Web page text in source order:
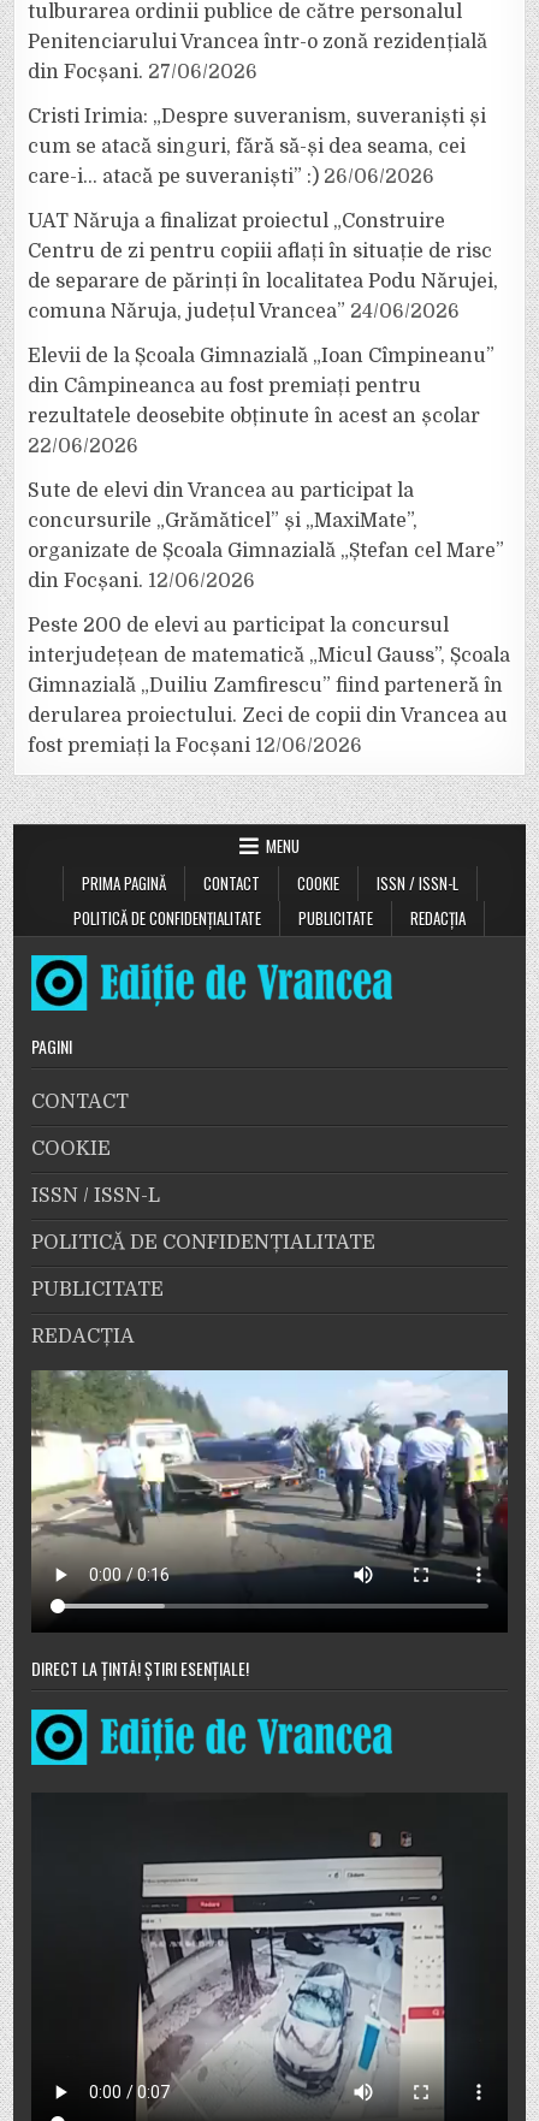
tulburarea ordinii publice de către personalul
Penitenciarului Vrancea într-o zonă rezidențială
din Focșani. 27/06/2026
Cristi Irimia: „Despre suveranism, suveraniști și
cum se atacă singuri, fără să-și dea seama, cei
care-i… atacă pe suveraniști” :) 26/06/2026
UAT Năruja a finalizat proiectul „Construire
Centru de zi pentru copiii aflați în situație de risc
de separare de părinți în localitatea Podu Nărujei,
comuna Năruja, județul Vrancea” 24/06/2026
Elevii de la Școala Gimnazială „Ioan Cîmpineanu”
din Câmpineanca au fost premiați pentru
rezultatele deosebite obținute în acest an școlar
22/06/2026
Sute de elevi din Vrancea au participat la
concursurile „Grămăticel” și „MaxiMate”,
organizate de Școala Gimnazială „Ștefan cel Mare”
din Focșani. 12/06/2026
Peste 200 de elevi au participat la concursul
interjudețean de matematică „Micul Gauss”, Școala
Gimnazială „Duiliu Zamfirescu” fiind parteneră în
derularea proiectului. Zeci de copii din Vrancea au
fost premiați la Focșani 12/06/2026
MENU
PRIMA PAGINĂ
CONTACT COOKIE
ISSN / ISSN-L
POLITICĂ DE CONFIDENȚIALITATE
PUBLICITATE REDACȚIA
PAGINI
CONTACT
COOKIE
ISSN / ISSN-L
POLITICĂ DE CONFIDENȚIALITATE
PUBLICITATE
REDACȚIA
DIRECT LA ȚINTĂ! ȘTIRI ESENȚIALE!